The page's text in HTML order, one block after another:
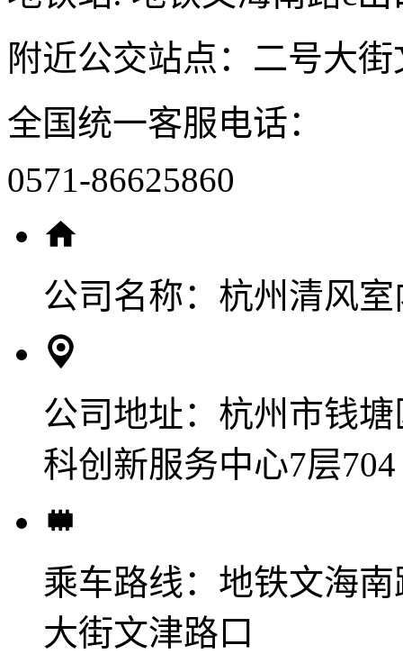
附近公交站点：二号大
全国统一客服电话：
0571-86625860
公司名称： 杭州清风
公司地址： 杭州市钱
科创新服务中心7层704
乘车路线： 地铁文海
大街文津路口